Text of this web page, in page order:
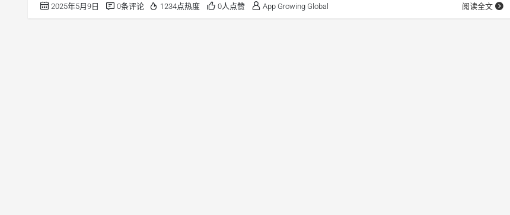
2025年5月9日 0条评论 1234点热度 0人点赞 App Growing Global 阅读全文